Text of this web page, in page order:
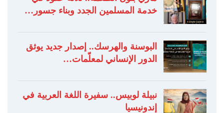
خدمة المسلمين الجدد وبناء جسور…
البوسنة والهرسك.. إصدار جديد يوثق
الدور الإنساني لمعلّمات…
نبيلة لوبيس.. سفيرة اللغة العربية في
إندونيسيا